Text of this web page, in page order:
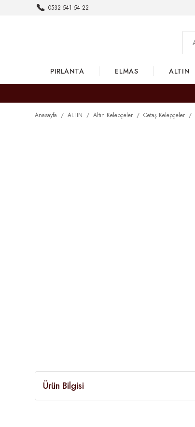
0532 541 54 22
PIRLANTA ELMAS ALTIN
Anasayfa ALTIN Altın Kelepçeler Cetaş Kelepçeler
Ürün Bilgisi